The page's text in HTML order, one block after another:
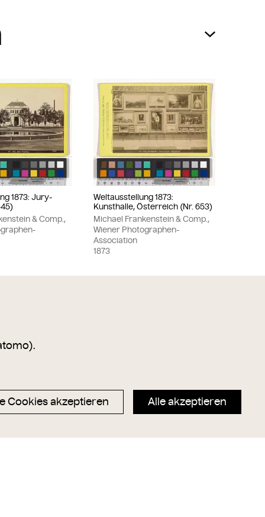
Cookies akzeptieren Alle akzeptieren
1873: Jury-
& Comp.,
Weltausstellung 1873:
Kunsthalle, Österreich (Nr. 653)
Michael Frankenstein & Comp.,
Wiener Photographen-
Association
1873